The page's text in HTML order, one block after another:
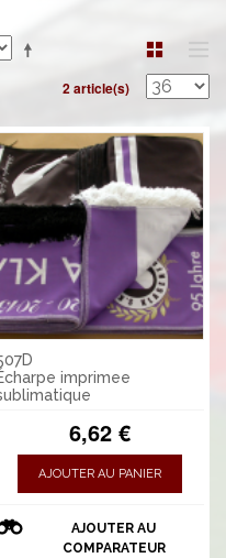
2 article(s)
imprimee
6,62 €
AJOUTER AU PANIER
AJOUTER AU
COMPARATEUR